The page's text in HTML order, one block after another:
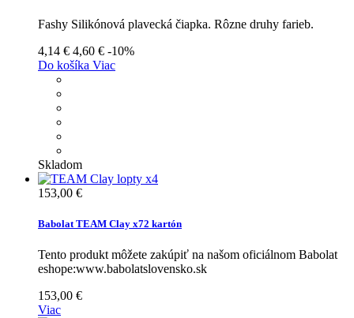
Fashy Silikónová plavecká čiapka. Rôzne druhy farieb.
4,14 € 4,60 € -10%
Do košíka Viac
Skladom
153,00 €
Babolat TEAM Clay x72 kartón
Tento produkt môžete zakúpiť na našom oficiálnom Babolat
eshope:www.babolatslovensko.sk
153,00 €
Viac